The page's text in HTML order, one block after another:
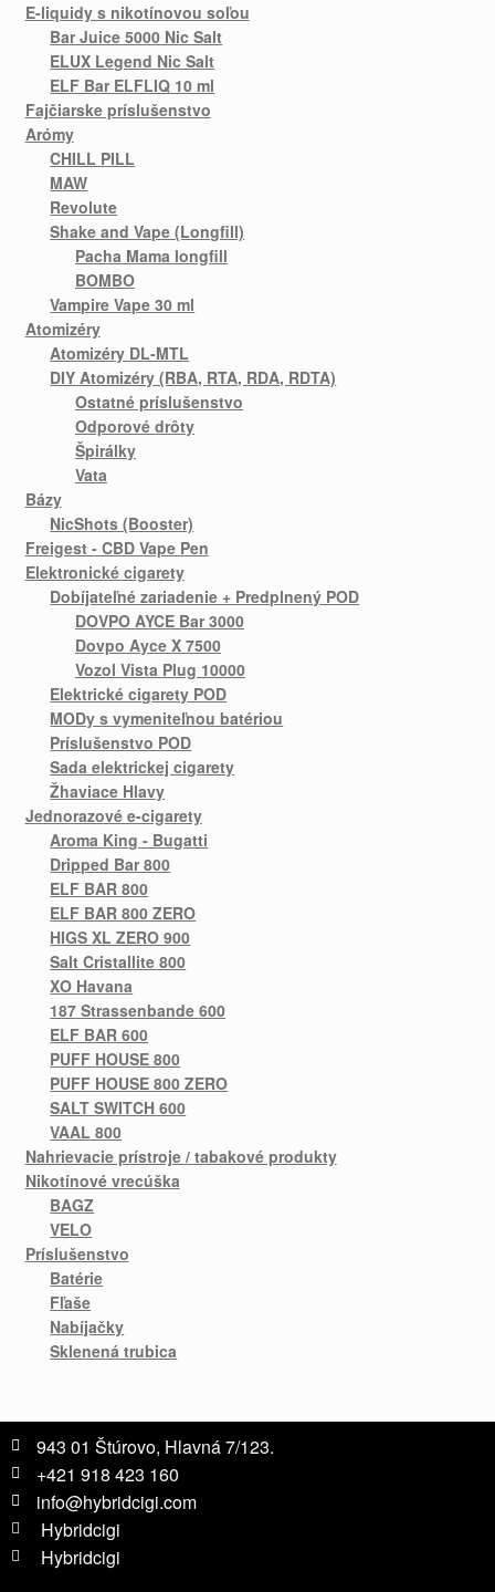
E-liquidy s nikotínovou soľou
Bar Juice 5000 Nic Salt
ELUX Legend Nic Salt
ELF Bar ELFLIQ 10 ml
Fajčiarske príslušenstvo
Arómy
CHILL PILL
MAW
Revolute
Shake and Vape (Longfill)
Pacha Mama longfill
BOMBO
Vampire Vape 30 ml
Atomizéry
Atomizéry DL-MTL
DIY Atomizéry (RBA, RTA, RDA, RDTA)
Ostatné príslušenstvo
Odporové drôty
Špirálky
Vata
Bázy
NicShots (Booster)
Freigest - CBD Vape Pen
Elektronické cigarety
Dobíjateľné zariadenie + Predplnený POD
DOVPO AYCE Bar 3000
Dovpo Ayce X 7500
Vozol Vista Plug 10000
Elektrické cigarety POD
MODy s vymeniteľnou batériou
Príslušenstvo POD
Sada elektrickej cigarety
Žhaviace Hlavy
Jednorazové e-cigarety
Aroma King - Bugatti
Dripped Bar 800
ELF BAR 800
ELF BAR 800 ZERO
HIGS XL ZERO 900
Salt Cristallite 800
XO Havana
187 Strassenbande 600
ELF BAR 600
PUFF HOUSE 800
PUFF HOUSE 800 ZERO
SALT SWITCH 600
VAAL 800
Nahrievacie prístroje / tabakové produkty
Nikotínové vrecúška
BAGZ
VELO
Príslušenstvo
Batérie
Fľaše
Nabíjačky
Sklenená trubica
943 01 Štúrovo, Hlavná 7/123.
+421 918 423 160
info@hybridcigi.com
Hybridcigi
Hybridcigi